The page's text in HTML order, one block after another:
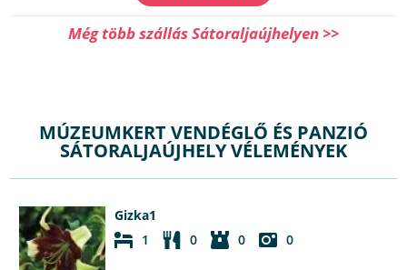
Még több szállás Sátoraljaújhelyen >>
MÚZEUMKERT VENDÉGLŐ ÉS PANZIÓ
SÁTORALJAÚJHELY VÉLEMÉNYEK
Gizka1
1
0 0 0